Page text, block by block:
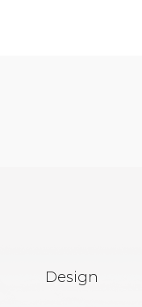
Design